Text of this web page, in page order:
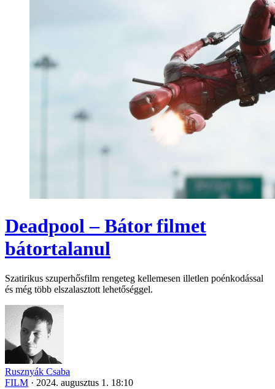
Deadpool – Bátor filmet
bátortalanul
Szatirikus szuperhősfilm rengeteg kellemesen illetlen poénkodással
és még több elszalasztott lehetőséggel.
Rusznyák Csaba
FILM · 2024. augusztus 1. 18:10